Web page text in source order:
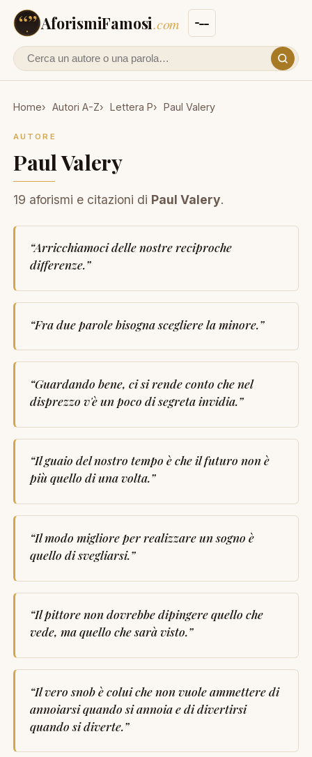
AforismiFamosi.com
Cerca un autore o un aforisma
Home Autori A-Z Lettera P Paul Valery
AUTORE
Paul Valery
19 aforismi e citazioni di Paul Valery.
“Arricchiamoci delle nostre reciproche
differenze.”
“Fra due parole bisogna scegliere la minore.”
“Guardando bene, ci si rende conto che nel
disprezzo v'è un poco di segreta invidia.”
“Il guaio del nostro tempo è che il futuro non è
più quello di una volta.”
“Il modo migliore per realizzare un sogno è
quello di svegliarsi.”
“Il pittore non dovrebbe dipingere quello che
vede, ma quello che sarà visto.”
“Il vero snob è colui che non vuole ammettere di
annoiarsi quando si annoia e di divertirsi
quando si diverte.”